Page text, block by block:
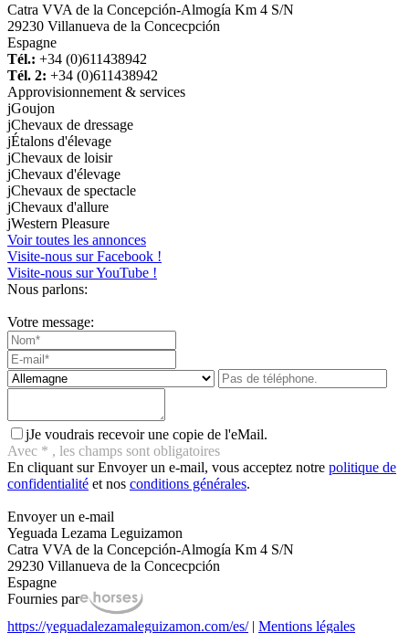
Catra VVA de la Concepción-Almogía Km 4 S/N
29230 Villanueva de la Concecpción
Espagne
Tél.: +34 (0)611438942
Tél. 2: +34 (0)611438942
Approvisionnement & services
jGoujon
jChevaux de dressage
jÉtalons d'élevage
jChevaux de loisir
jChevaux d'élevage
jChevaux de spectacle
jChevaux d'allure
jWestern Pleasure
Voir toutes les annonces
Visite-nous sur Facebook !
Visite-nous sur YouTube !
Nous parlons:
Votre message:
jJe voudrais recevoir une copie de l'eMail.
Avec * , les champs sont obligatoires
En cliquant sur Envoyer un e-mail, vous acceptez notre politique de
confidentialité et nos conditions générales.
Envoyer un e-mail
Yeguada Lezama Leguizamon
Catra VVA de la Concepción-Almogía Km 4 S/N
29230 Villanueva de la Concecpción
Espagne
Fournies par
https://yeguadalezamaleguizamon.com/es/ | Mentions légales